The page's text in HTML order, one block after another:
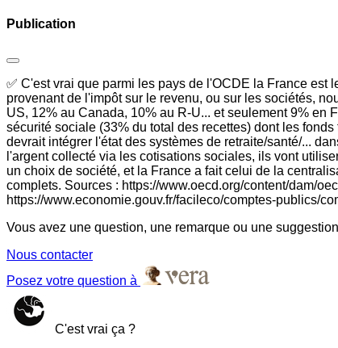
Publication
✅ C'est vrai que parmi les pays de l'OCDE la France est
provenant de l'impôt sur le revenu, ou sur les sociétés,
US, 12% au Canada, 10% au R-U... et seulement 9% en
sécurité sociale (33% du total des recettes) dont les
devrait intégrer l'état des systèmes de retraite/santé/...
l'argent collecté via les cotisations sociales, ils vont
un choix de société, et la France a fait celui de la
complets. Sources : https://www.oecd.org/content/dam/
https://www.economie.gouv.fr/facileco/comptes-publics/
Vous avez une question, une remarque ou une
Nous contacter
Posez votre question à
C'est vrai ça ?